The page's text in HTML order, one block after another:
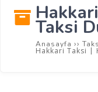
Taksi
Anasayfa ››
Hakkari Taksi |